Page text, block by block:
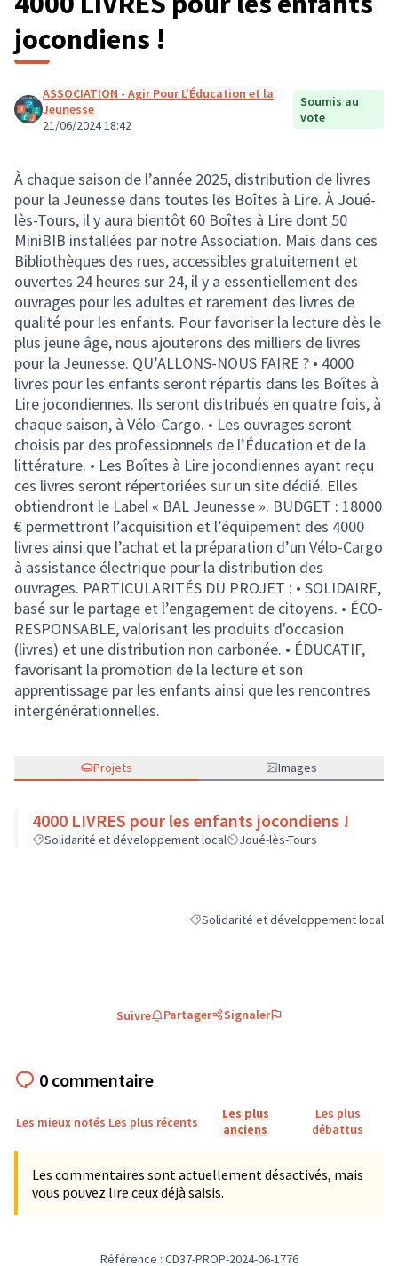
jocondiens !
ASSOCIATION - Agir Pour L'Éducation et la
Jeunesse
21/06/2024 18:42
Soumis au
vote
À chaque saison de l’année 2025, distribution de livres
pour la Jeunesse dans toutes les Boîtes à Lire. À Joué-
lès-Tours, il y aura bientôt 60 Boîtes à Lire dont 50
MiniBIB installées par notre Association. Mais dans ces
Bibliothèques des rues, accessibles gratuitement et
ouvertes 24 heures sur 24, il y a essentiellement des
ouvrages pour les adultes et rarement des livres de
qualité pour les enfants. Pour favoriser la lecture dès le
plus jeune âge, nous ajouterons des milliers de livres
pour la Jeunesse. QU’ALLONS-NOUS FAIRE ? • 4000
livres pour les enfants seront répartis dans les Boîtes à
Lire jocondiennes. Ils seront distribués en quatre fois, à
chaque saison, à Vélo-Cargo. • Les ouvrages seront
choisis par des professionnels de l’Éducation et de la
littérature. • Les Boîtes à Lire jocondiennes ayant reçu
ces livres seront répertoriées sur un site dédié. Elles
obtiendront le Label « BAL Jeunesse ». BUDGET : 18000
€ permettront l’acquisition et l’équipement des 4000
livres ainsi que l’achat et la préparation d’un Vélo-Cargo
à assistance électrique pour la distribution des
ouvrages. PARTICULARITÉS DU PROJET : • SOLIDAIRE,
basé sur le partage et l’engagement de citoyens. • ÉCO-
RESPONSABLE, valorisant les produits d'occasion
(livres) et une distribution non carbonée. • ÉDUCATIF,
favorisant la promotion de la lecture et son
apprentissage par les enfants ainsi que les rencontres
intergénérationnelles.
Projets Images
4000 LIVRES pour les enfants jocondiens !
Solidarité et développement local Joué-lès-Tours
Filtrer les résultats de la catégorie :
Solidarité et développement local
Suivre Partager Signaler
0 commentaire
Les mieux notés Les plus récents
Les plus
anciens
Les plus
débattus
Les commentaires sont actuellement désactivés, mais
vous pouvez lire ceux déjà saisis.
Référence : CD37-PROP-2024-06-1776